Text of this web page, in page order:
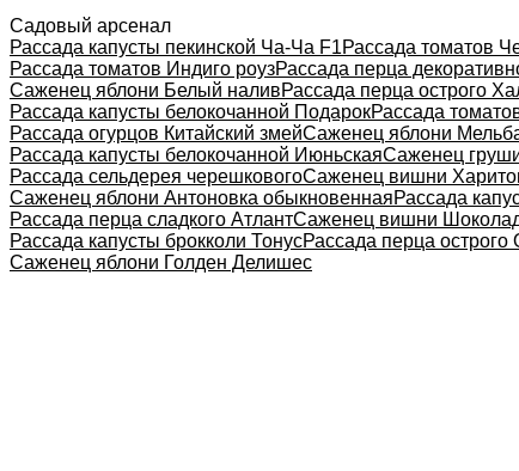
Садовый арсенал
Рассада капусты пекинской Ча-Ча F1Рассада томатов
Рассада томатов Индиго роузРассада перца
Саженец яблони Белый наливРассада перца острого
Рассада капусты белокочанной ПодарокРассада
Рассада огурцов Китайский змейСаженец яблони
Рассада капусты белокочанной ИюньскаяСаженец
Рассада сельдерея черешковогоСаженец вишни
Саженец яблони Антоновка обыкновеннаяРассада
Рассада перца сладкого АтлантСаженец вишни
Рассада капусты брокколи ТонусРассада перца острого
Саженец яблони Голден Делишес